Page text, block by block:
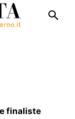
finaliste